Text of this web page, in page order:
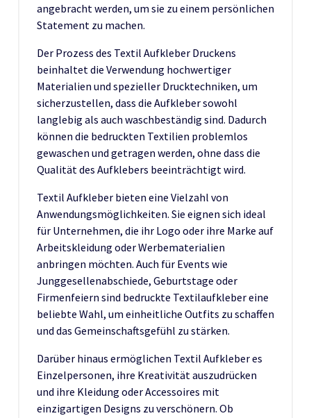
angebracht werden, um sie zu einem persönlichen
Statement zu machen.
Der Prozess des Textil Aufkleber Druckens
beinhaltet die Verwendung hochwertiger
Materialien und spezieller Drucktechniken, um
sicherzustellen, dass die Aufkleber sowohl
langlebig als auch waschbeständig sind. Dadurch
können die bedruckten Textilien problemlos
gewaschen und getragen werden, ohne dass die
Qualität des Aufklebers beeinträchtigt wird.
Textil Aufkleber bieten eine Vielzahl von
Anwendungsmöglichkeiten. Sie eignen sich ideal
für Unternehmen, die ihr Logo oder ihre Marke auf
Arbeitskleidung oder Werbematerialien
anbringen möchten. Auch für Events wie
Junggesellenabschiede, Geburtstage oder
Firmenfeiern sind bedruckte Textilaufkleber eine
beliebte Wahl, um einheitliche Outfits zu schaffen
und das Gemeinschaftsgefühl zu stärken.
Darüber hinaus ermöglichen Textil Aufkleber es
Einzelpersonen, ihre Kreativität auszudrücken
und ihre Kleidung oder Accessoires mit
einzigartigen Designs zu verschönern. Ob